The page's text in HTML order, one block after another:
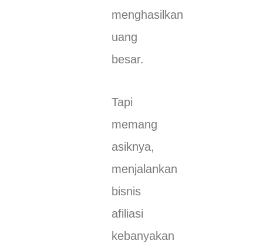
menghasilkan
uang
besar.
Tapi
memang
asiknya,
menjalankan
bisnis
afiliasi
kebanyakan